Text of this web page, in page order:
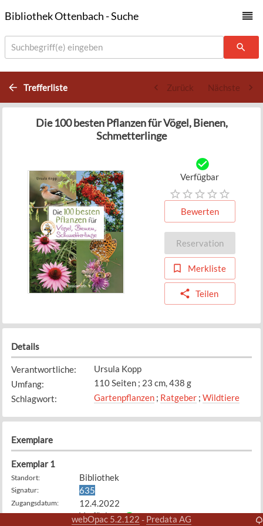
Bibliothek Ottenbach - Suche
Suchbegriff(e) eingeben
Trefferliste Zurück Nächste
Die 100 besten Pflanzen für Vögel, Bienen,
Schmetterlinge
Verfügbar
Bewerten
Reservation
Merkliste
Teilen
Details
Verantwortliche:
Ursula Kopp
Umfang:
110 Seiten ; 23 cm, 438 g
Schlagwort: Gartenpflanzen; Ratgeber; Wildtiere
Exemplare
Exemplar 1
Standort: Bibliothek
Signatur: 635
Zugangsdatum: 12.4.2022
Verfügbar
webOpac 5.2.122 - Predata AG